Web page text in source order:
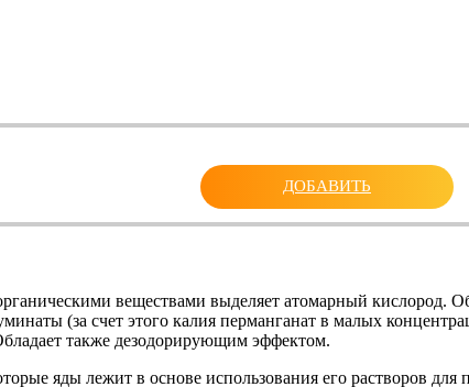
ДОБАВИТЬ
веществами выделяет атомарный кислород.
(за счет этого калия перманганат в малых
также дезодорирующим эффектом.
яды лежит в основе использования его растворов